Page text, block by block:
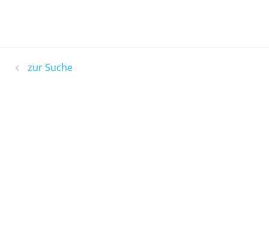
zur Suche